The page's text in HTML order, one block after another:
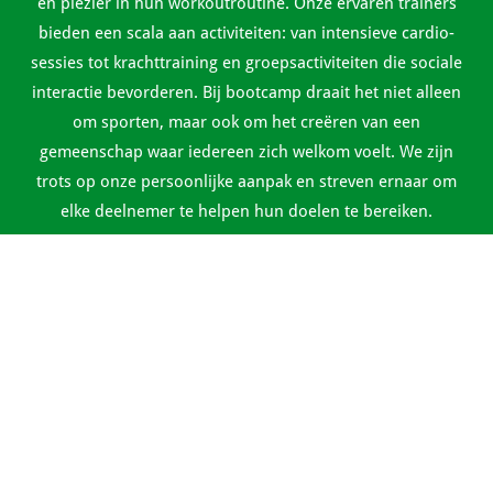
bieden een scala aan activiteiten: van intensieve cardio-
sessies tot krachttraining en groepsactiviteiten die sociale
interactie bevorderen. Bij bootcamp draait het niet alleen
om sporten, maar ook om het creëren van een
gemeenschap waar iedereen zich welkom voelt. We zijn
trots op onze persoonlijke aanpak en streven ernaar om
elke deelnemer te helpen hun doelen te bereiken.